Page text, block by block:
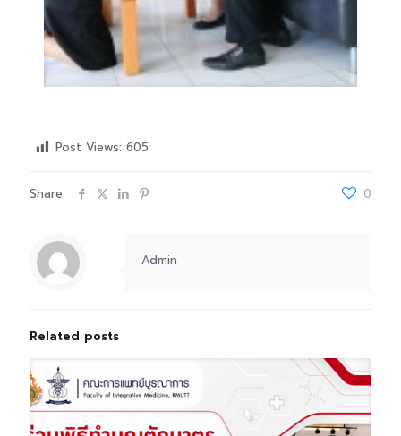
Post Views: 605
Share 0
Admin
Related posts